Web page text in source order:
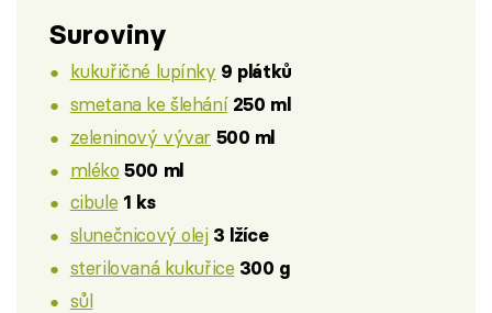
Suroviny
kukuřičné lupínky 9 plátků
smetana ke šlehání 250 ml
zeleninový vývar 500 ml
mléko 500 ml
cibule 1 ks
slunečnicový olej 3 lžíce
sterilovaná kukuřice 300 g
sůl